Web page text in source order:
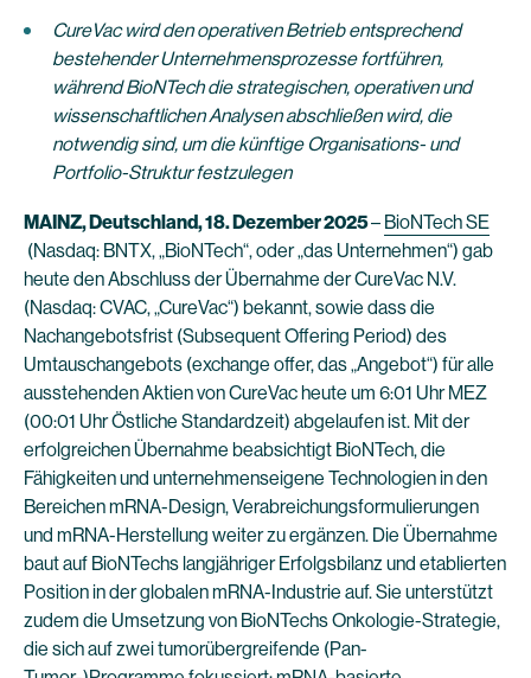
CureVac wird den operativen Betrieb entsprechend
bestehender Unternehmensprozesse fortführen,
während BioNTech die strategischen, operativen und
wissenschaftlichen Analysen abschließen wird, die
notwendig sind, um die künftige Organisations- und
Portfolio-Struktur festzulegen
MAINZ, Deutschland, 18. Dezember 2025– BioNTech SE
(Nasdaq: BNTX, „BioNTech“, oder „das Unternehmen“) gab
heute den Abschluss der Übernahme der CureVac N.V.
(Nasdaq: CVAC, „CureVac“) bekannt, sowie dass die
Nachangebotsfrist (Subsequent Offering Period) des
Umtauschangebots (exchange offer, das „Angebot“) für alle
ausstehenden Aktien von CureVac heute um 6:01 Uhr MEZ
(00:01 Uhr Östliche Standardzeit) abgelaufen ist. Mit der
erfolgreichen Übernahme beabsichtigt BioNTech, die
Fähigkeiten und unternehmenseigene Technologien in den
Bereichen mRNA-Design, Verabreichungsformulierungen
und mRNA-Herstellung weiter zu ergänzen. Die Übernahme
baut auf BioNTechs langjähriger Erfolgsbilanz und etablierten
Position in der globalen mRNA-Industrie auf. Sie unterstützt
zudem die Umsetzung von BioNTechs Onkologie-Strategie,
die sich auf zwei tumorübergreifende (Pan-